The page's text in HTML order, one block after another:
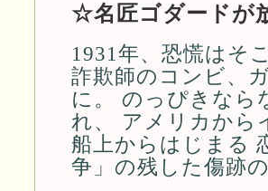
☆名匠ゴダードが
1931年、恐慌はそ
詐欺師のコンビ、
に。 のっぴきなら
れ、 アメリカから
船上からはじまる
争」の残した傷跡